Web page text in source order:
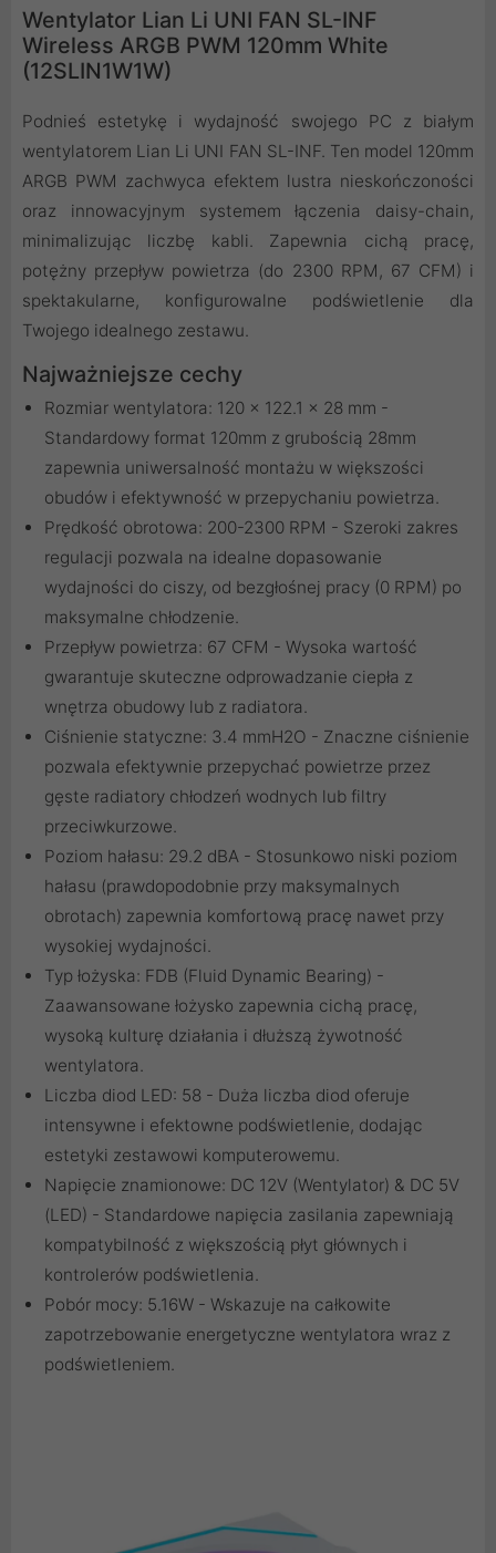
Wentylator Lian Li UNI FAN SL-INF
Wireless ARGB PWM 120mm White
(12SLIN1W1W)
Podnieś estetykę i wydajność swojego PC z białym
wentylatorem Lian Li UNI FAN SL-INF. Ten model 120mm
ARGB PWM zachwyca efektem lustra nieskończoności
oraz innowacyjnym systemem łączenia daisy-chain,
minimalizując liczbę kabli. Zapewnia cichą pracę,
potężny przepływ powietrza (do 2300 RPM, 67 CFM) i
spektakularne, konfigurowalne podświetlenie dla
Twojego idealnego zestawu.
Najważniejsze cechy
Rozmiar wentylatora: 120 × 122.1 x 28 mm -
Standardowy format 120mm z grubością 28mm
zapewnia uniwersalność montażu w większości
obudów i efektywność w przepychaniu powietrza.
Prędkość obrotowa: 200-2300 RPM - Szeroki zakres
regulacji pozwala na idealne dopasowanie
wydajności do ciszy, od bezgłośnej pracy (0 RPM) po
maksymalne chłodzenie.
Przepływ powietrza: 67 CFM - Wysoka wartość
gwarantuje skuteczne odprowadzanie ciepła z
wnętrza obudowy lub z radiatora.
Ciśnienie statyczne: 3.4 mmH2O - Znaczne ciśnienie
pozwala efektywnie przepychać powietrze przez
gęste radiatory chłodzeń wodnych lub filtry
przeciwkurzowe.
Poziom hałasu: 29.2 dBA - Stosunkowo niski poziom
hałasu (prawdopodobnie przy maksymalnych
obrotach) zapewnia komfortową pracę nawet przy
wysokiej wydajności.
Typ łożyska: FDB (Fluid Dynamic Bearing) -
Zaawansowane łożysko zapewnia cichą pracę,
wysoką kulturę działania i dłuższą żywotność
wentylatora.
Liczba diod LED: 58 - Duża liczba diod oferuje
intensywne i efektowne podświetlenie, dodając
estetyki zestawowi komputerowemu.
Napięcie znamionowe: DC 12V (Wentylator) & DC 5V
(LED) - Standardowe napięcia zasilania zapewniają
kompatybilność z większością płyt głównych i
kontrolerów podświetlenia.
Pobór mocy: 5.16W - Wskazuje na całkowite
zapotrzebowanie energetyczne wentylatora wraz z
podświetleniem.